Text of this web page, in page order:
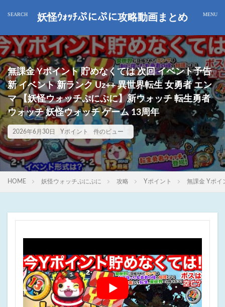
妖怪ｳｫｯﾁぷにぷに攻略動画まとめ
無課金 Yポイント 貯めなくては 次回 イベント予告
新 イベント 新ランク Uz++ 異世界転生 女勇者 エン
マ 【妖怪ウォッチぷにぷに】新ウォッチ 転生勇者
ウォッチ 妖怪ウォッチ ゲーム 13周年
2026年6月30日 Yポイント 件のビュー
HOME 妖怪ウォッチぷにぷに 攻略 Yポイント 無課金 Yポイ